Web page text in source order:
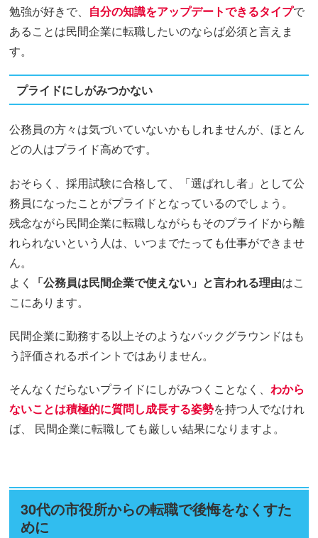
勉強が好きで、 自分の知識をアップデートできるタイプで
あることは民間企業に転職したいのならば必須と言えま
す。
プライドにしがみつかない
公務員の方々は気づいていないかもしれませんが、ほとん
どの人はプライド高めです。
おそらく、採用試験に合格して、「選ばれし者」として公
務員になったことがプライドとなっているのでしょう。
残念ながら民間企業に転職しながらもそのプライドから離
れられないという人は、いつまでたっても仕事ができませ
ん。
よく
「公務員は民間企業で使えない」と言われる理由はこ
こにあります。
民間企業に勤務する以上そのようなバックグラウンドはも
う評価されるポイントではありません。
そんなくだらないプライドにしがみつくことなく、わから
ないことは積極的に質問し成長する姿勢を持つ人でなけれ
ば、 民間企業に転職しても厳しい結果になりますよ。
30代の市役所からの転職で後悔をなくすた
めに